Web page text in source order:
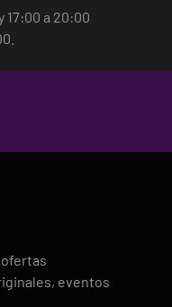
17:00 a 20:00
eventos